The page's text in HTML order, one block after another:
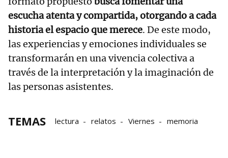
escucha atenta y compartida, otorgando a cada
historia el espacio que merece. De este modo,
las experiencias y emociones individuales se
transformarán en una vivencia colectiva a
través de la interpretación y la imaginación de
las personas asistentes.
TEMAS lectura relatos Viernes memoria